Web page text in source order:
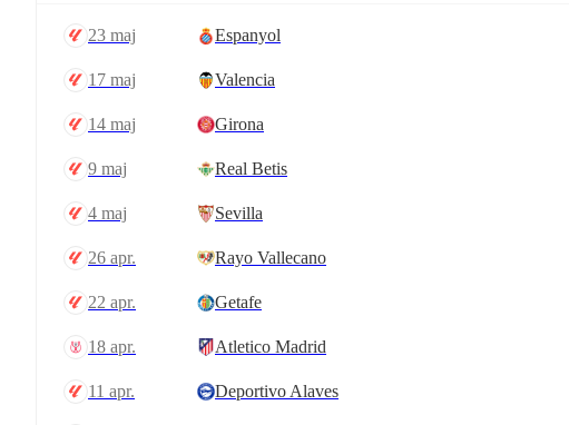
23 maj Espanyol
17 maj Valencia
14 maj Girona
9 maj Real Betis
4 maj Sevilla
26 apr. Rayo Vallecano
22 apr. Getafe
18 apr. Atletico Madrid
11 apr. Deportivo Alaves